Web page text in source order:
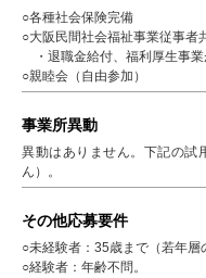
○各種社会保険完備
○大阪民間社会福祉事業従事者
・退職金給付、福利厚生事業
○親睦会（自由参加）
事業所異動
異動はありません。下記の試
ん）。
その他応募要件
○未経験者：35歳まで（若年層
○経験者：年齢不問。